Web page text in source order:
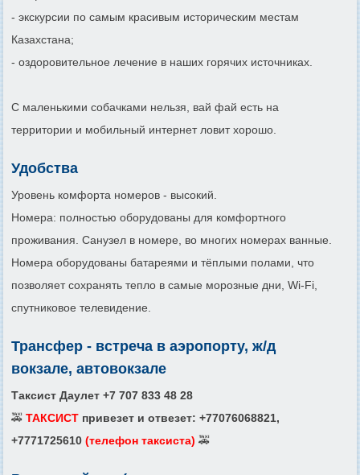
- экскурсии по самым красивым историческим местам
Казахстана;
- оздоровительное лечение в наших горячих источниках.
С маленькими собачками нельзя, вай фай есть на
территории и мобильный интернет ловит хорошо.
Удобства
Уровень комфорта номеров - высокий.
Номера: полностью оборудованы для комфортного
проживания. Санузел в номере, во многих номерах ванные.
Номера оборудованы батареями и тёплыми полами, что
позволяет сохранять тепло в самые морозные дни, Wi-Fi,
спутниковое телевидение.
Трансфер - встреча в аэропорту, ж/д
вокзале, автовокзале
Таксист Даулет +7 707 833 48 28
🚕 ТАКСИСТ привезет и отвезет: +77076068821,
+7771725610 (телефон таксиста) 🚕